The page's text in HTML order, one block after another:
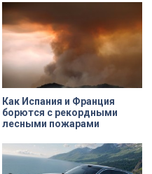
Как Испания и Франция
борются с рекордными
лесными пожарами